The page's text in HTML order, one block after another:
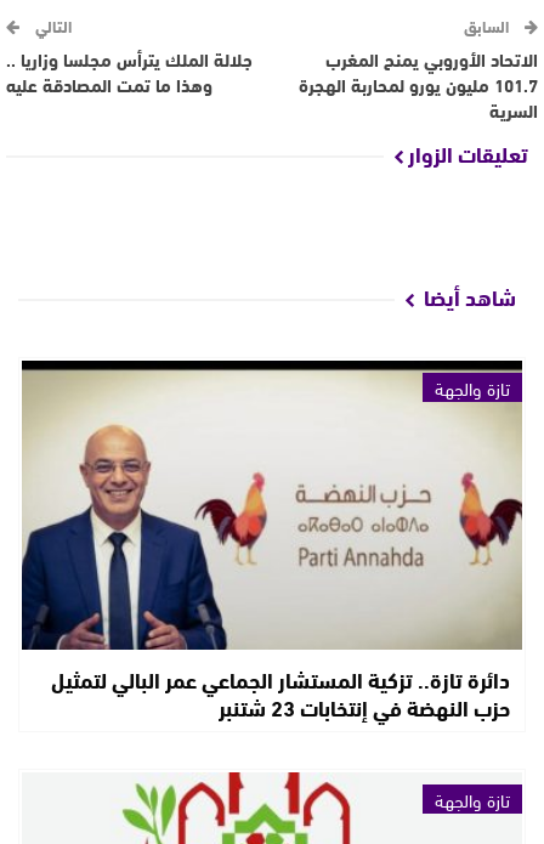
السابق
الاتحاد الأوروبي يمنح المغرب
101.7 مليون يورو لمحاربة الهجرة
السرية
التالي
جلالة الملك يترأس مجلسا وزاريا ..
وهذا ما تمت المصادقة عليه
تعليقات الزوار
شاهد أيضا
تازة والجهة
دائرة تازة.. تزكية المستشار الجماعي عمر البالي لتمثيل
حزب النهضة في إنتخابات 23 شتنبر
تازة والجهة